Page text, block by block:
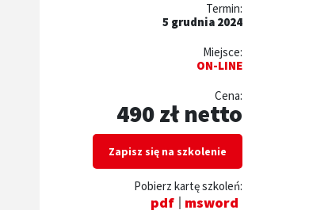
Termin:
5 grudnia 2024
Miejsce:
ON-LINE
Cena:
490 zł netto
Zapisz się na szkolenie
Pobierz kartę szkoleń:
pdf msword